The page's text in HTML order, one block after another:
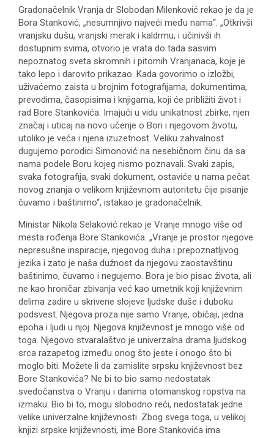
Gradonačelnik Vranja dr Slobodan Milenković rekao je da je
Bora Stanković, „nesumnjivo najveći među nama“. „Otkrivši
vranjsku dušu, vranjski merak i kaldrmu, i učinivši ih
dostupnim svima, otvorio je vrata do tada sasvim
nepoznatog sveta skromnih i pitomih Vranjanaca, koje je
tako lepo i darovito prikazao. Kada govorimo o izložbi,
uživaćemo zaista u brojnim fotografijama, dokumentima,
prevodima, časopisima i knjigama, koji će približiti život i
rad Bore Stankovića. Imajući u vidu unikatnost zbirke, njen
značaj i uticaj na novo učenje o Bori i njegovom životu,
utoliko je veća i njena izuzetnost. Veliku zahvalnost
dugujemo porodici Simonović na nesebičnom činu da sa
nama podele Boru kojeg nismo poznavali. Svaki zapis,
svaka fotografija, svaki dokument, ostaviće u nama pečat
novog znanja o velikom književnom autoritetu čije pisanje
čuvamo i baštinimo“, istakao je gradonačelnik.
Ministar Nikola Selaković rekao je Vranje mnogo više od
mesta rođenja Bore Stankovića. „Vranje je prostor njegove
nepresušne inspiracije, njegovog duha i prepoznatljivog
jezika i zato je naša dužnost da njegovu zaostavštinu
baštinimo, čuvamo i negujemo. Bora je bio pisac života, ali
ne kao hroničar zbivanja već kao umetnik koji književnim
delima zadire u skrivene slojeve ljudske duše i duboku
podsvest. Njegova proza nije samo Vranje, običaji, jedna
epoha i ljudi u njoj. Njegova književnost je mnogo više od
toga. Njegovo stvaralaštvo je univerzalna drama ljudskog
srca razapetog između onog što jeste i onogo što bi
moglo biti. Možete li da zamislite srpsku književnost bez
Bore Stankovića? Ne bi to bio samo nedostatak
svedočanstva o Vranju i danima otomanskog ropstva na
izmaku. Bio bi to, mogu slobodno reći, nedostatak jedne
velike univerzalne književnosti. Zbog svega toga, u velikoj
knjizi srpske književnosti, ime Bore Stankovića ima